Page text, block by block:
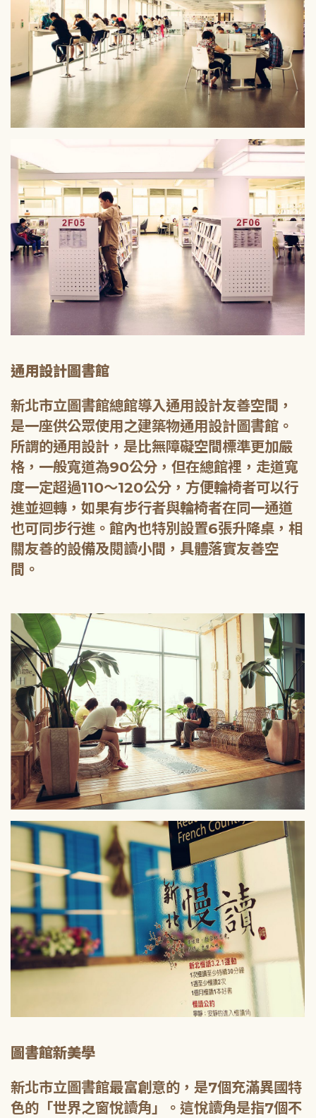
通用設計圖書館
新北市立圖書館總館導入通用設計友善空間，
是一座供公眾使用之建築物通用設計圖書館。
所謂的通用設計，是比無障礙空間標準更加嚴
格，一般寬道為90公分，但在總館裡，走道寬
度一定超過110～120公分，方便輪椅者可以行
進並迴轉，如果有步行者與輪椅者在同一通道
也可同步行進。館內也特別設置6張升降桌，相
關友善的設備及閱讀小間，具體落實友善空
間。
圖書館新美學
新北市立圖書館最富創意的，是7個充滿異國特
色的「世界之窗悅讀角」。這悅讀角是指7個不